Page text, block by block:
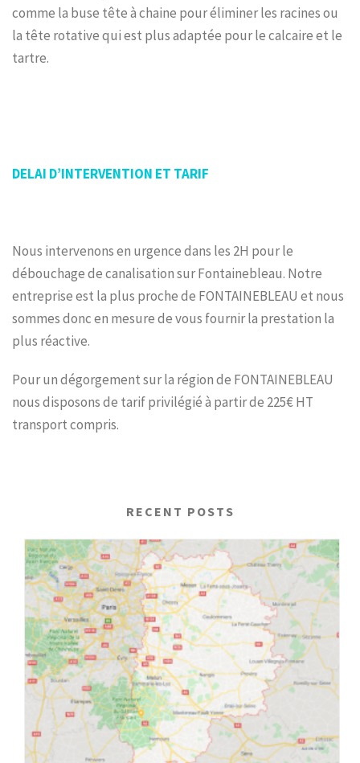
comme la buse tête à chaine pour éliminer les racines ou
la tête rotative qui est plus adaptée pour le calcaire et le
tartre.
DELAI D’INTERVENTION ET TARIF
Nous intervenons en urgence dans les 2H pour le
débouchage de canalisation sur Fontainebleau. Notre
entreprise est la plus proche de FONTAINEBLEAU et nous
sommes donc en mesure de vous fournir la prestation la
plus réactive.
Pour un dégorgement sur la région de FONTAINEBLEAU
nous disposons de tarif privilégié à partir de 225€ HT
transport compris.
RECENT POSTS